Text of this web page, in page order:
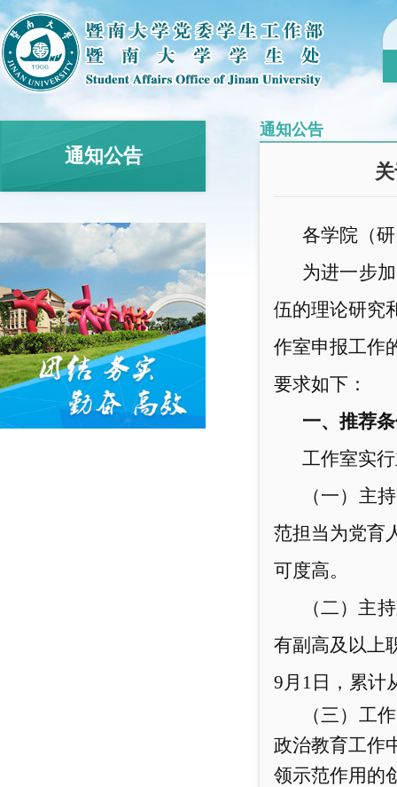
通知公告
通知公告
各学院（
为进一步
伍的理论研究
作室申报工作
要求如下：
一、 推荐
工作室实
（一）主
范担当为党育
可度高。
（二）主
有副高及以上
9月1日，累计
（三）工
政治教育工作
领示范作用的